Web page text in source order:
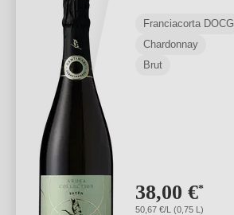
Franciacorta DOCG
Chardonnay
Brut
38,00 €*
50,67 €/L (0,75 L)